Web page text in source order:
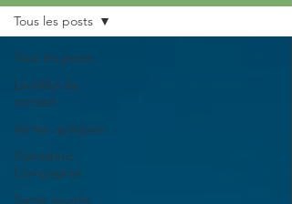
Tous les posts
Lentilles de
contact
Verres optiques
Ophtalmic
Compagnie
Santé visuelle
Tous les posts